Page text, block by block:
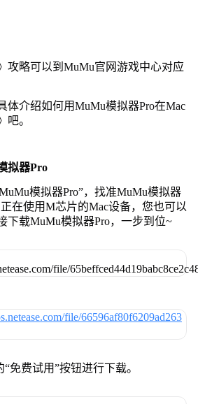
攻略可以到MuMu官网游戏中心对应
体介绍如何用MuMu模拟器Pro在Mac
吧。
拟器Pro
模拟器Pro”，找准MuMu模拟器
在使用M芯片的Mac设备，您也可以
下载MuMu模拟器Pro，一步到位~
免费试用”按钮进行下载。